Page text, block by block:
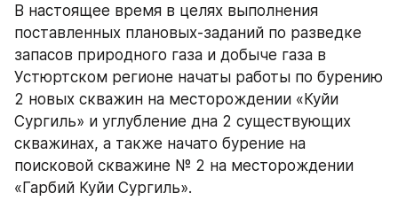
В настоящее время в целях выполнения
поставленных плановых-заданий по разведке
запасов природного газа и добыче газа в
Устюртском регионе начаты работы по бурению
2 новых скважин на месторождении «Куйи
Сургиль» и углубление дна 2 существующих
скважинах, а также начато бурение на
поисковой скважине № 2 на месторождении
«Гарбий Куйи Сургиль».